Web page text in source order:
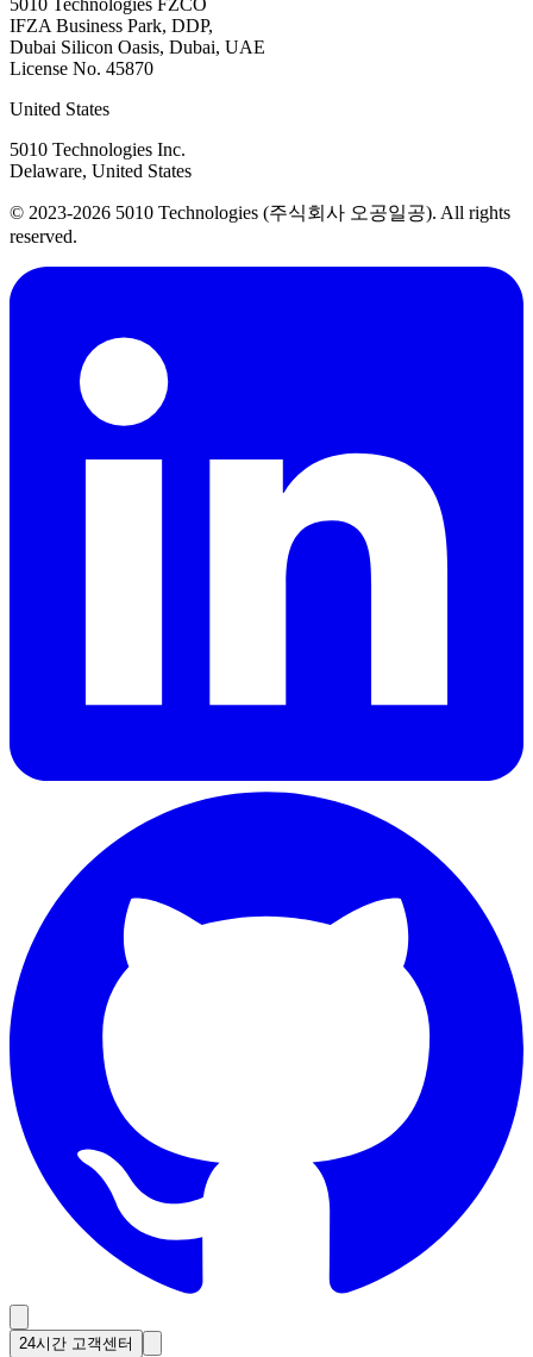
IFZA Business Park, DDP,
Dubai Silicon Oasis, Dubai, UAE
License No. 45870
United States
5010 Technologies Inc.
Delaware, United States
© 2023-2026 5010 Technologies (주식회사 오공일공). All rights
reserved.
24시간 고객센터